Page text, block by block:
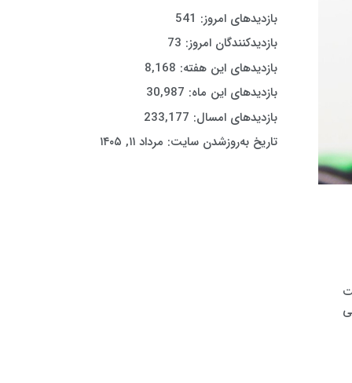
بازدیدهای امروز: 541
بازدیدکنندگان امروز: 73
بازدیدهای این هفته: 8,168
بازدیدهای این ماه: 30,987
بازدیدهای امسال: 233,177
تاریخ به‌روزشدن سایت: مرداد ۱۱, ۱۴۰۵